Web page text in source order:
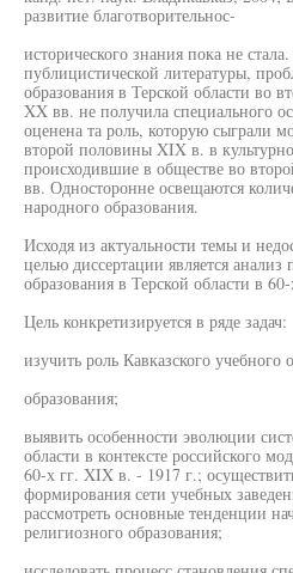
развитие благотворительнос-
исторического знания пока не
публицистической литературы,
образования в Терской области во
XX вв. не получила специального
оценена та роль, которую сыграли
второй половины XIX в. в
происходившие в обществе во
вв. Односторонне освещаются
народного образования.
Исходя из актуальности темы и
целью диссертации является анализ
образования в Терской области в
Цель конкретизируется в ряде задач:
изучить роль Кавказского учебного
образования;
выявить особенности эволюции
области в контексте российского
60-х гг. XIX в. - 1917 г.;
формирования сети учебных
рассмотреть основные тенденции
религиозного образования;